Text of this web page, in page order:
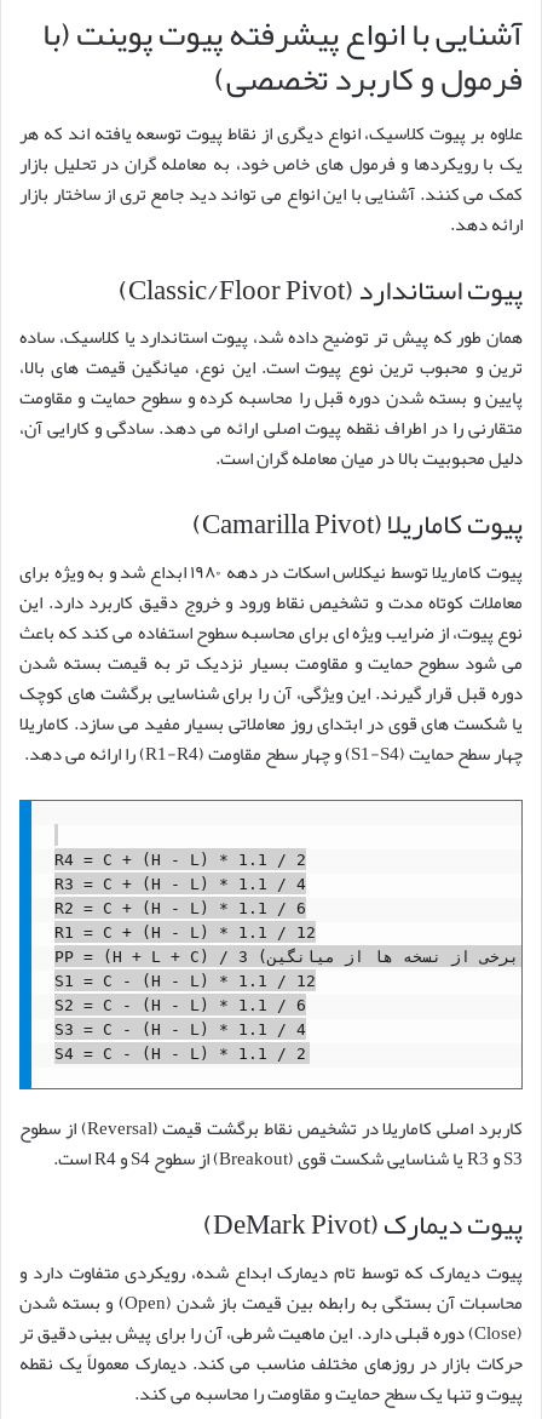
آشنایی با انواع پیشرفته پیوت پوینت (با
فرمول و کاربرد تخصصی)
علاوه بر پیوت کلاسیک، انواع دیگری از نقاط پیوت توسعه یافته اند که هر
یک با رویکردها و فرمول های خاص خود، به معامله گران در تحلیل بازار
کمک می کنند. آشنایی با این انواع می تواند دید جامع تری از ساختار بازار
ارائه دهد.
پیوت استاندارد (Classic/Floor Pivot)
همان طور که پیش تر توضیح داده شد، پیوت استاندارد یا کلاسیک، ساده
ترین و محبوب ترین نوع پیوت است. این نوع، میانگین قیمت های بالا،
پایین و بسته شدن دوره قبل را محاسبه کرده و سطوح حمایت و مقاومت
متقارنی را در اطراف نقطه پیوت اصلی ارائه می دهد. سادگی و کارایی آن،
دلیل محبوبیت بالا در میان معامله گران است.
پیوت کاماریلا (Camarilla Pivot)
پیوت کاماریلا توسط نیکلاس اسکات در دهه ۱۹۸۰ ابداع شد و به ویژه برای
معاملات کوتاه مدت و تشخیص نقاط ورود و خروج دقیق کاربرد دارد. این
نوع پیوت، از ضرایب ویژه ای برای محاسبه سطوح استفاده می کند که باعث
می شود سطوح حمایت و مقاومت بسیار نزدیک تر به قیمت بسته شدن
دوره قبل قرار گیرند. این ویژگی، آن را برای شناسایی برگشت های کوچک
یا شکست های قوی در ابتدای روز معاملاتی بسیار مفید می سازد. کاماریلا
چهار سطح حمایت (S1-S4) و چهار سطح مقاومت (R1-R4) را ارائه می دهد.
R4 = C + (H - L) * 1.1 / 2
R3 = C + (H - L) * 1.1 / 4
R2 = C + (H - L) * 1.1 / 6
R1 = C + (H - L) * 1.1 / 12
PP = (H + L + C) / 3 (برخی از نسخه ها از میانگین H+L+C+O/4 استفاده می کنند)
S1 = C - (H - L) * 1.1 / 12
S2 = C - (H - L) * 1.1 / 6
S3 = C - (H - L) * 1.1 / 4
کاربرد اصلی کاماریلا در تشخیص نقاط برگشت قیمت (Reversal) از سطوح
S3 و R3 یا شناسایی شکست قوی (Breakout) از سطوح S4 و R4 است.
پیوت دیمارک (DeMark Pivot)
پیوت دیمارک که توسط تام دیمارک ابداع شده، رویکردی متفاوت دارد و
محاسبات آن بستگی به رابطه بین قیمت باز شدن (Open) و بسته شدن
(Close) دوره قبلی دارد. این ماهیت شرطی، آن را برای پیش بینی دقیق تر
حرکات بازار در روزهای مختلف مناسب می کند. دیمارک معمولاً یک نقطه
پیوت و تنها یک سطح حمایت و مقاومت را محاسبه می کند.